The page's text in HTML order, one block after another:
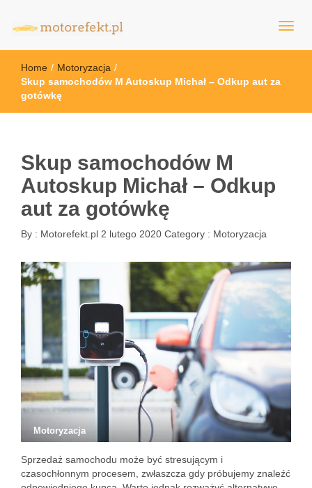
motorefekt.pl
Home / Motoryzacja /
Skup samochodów M Autoskup Michał – Odkup aut za
gotówkę
Skup samochodów M
Autoskup Michał – Odkup
aut za gotówkę
By : Motorefekt.pl 2 lutego 2020 Category : Motoryzacja
Motoryzacja
Sprzedaż samochodu może być stresującym i
czasochłonnym procesem, zwłaszcza gdy próbujemy znaleźć